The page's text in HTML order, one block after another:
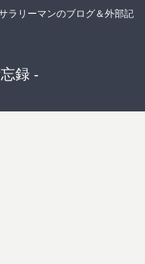
ラリーマンのブログ＆外部記
録 -